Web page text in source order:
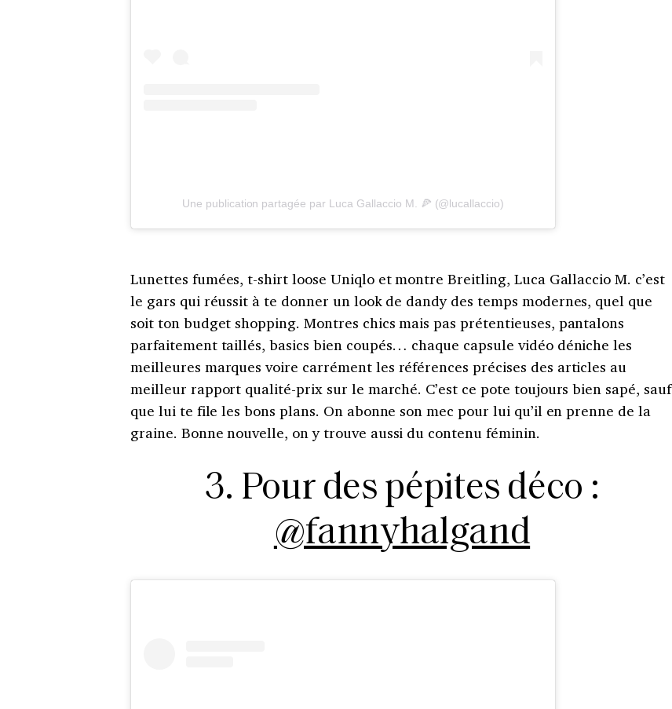
Une publication partagée par Luca Gallaccio M. 🍕 (@lucallaccio)
Lunettes fumées, t-shirt loose Uniqlo et montre Breitling, Luca Gallaccio M. c’est
le gars qui réussit à te donner un look de dandy des temps modernes, quel que
soit ton budget shopping. Montres chics mais pas prétentieuses, pantalons
parfaitement taillés, basics bien coupés… chaque capsule vidéo déniche les
meilleures marques voire carrément les références précises des articles au
meilleur rapport qualité-prix sur le marché. C’est ce pote toujours bien sapé, sauf
que lui te file les bons plans. On abonne son mec pour lui qu’il en prenne de la
graine. Bonne nouvelle, on y trouve aussi du contenu féminin.
3. Pour des pépites déco :
@fannyhalgand